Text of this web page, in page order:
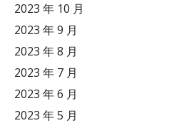
2023 年 10 月
2023 年 9 月
2023 年 8 月
2023 年 7 月
2023 年 6 月
2023 年 5 月